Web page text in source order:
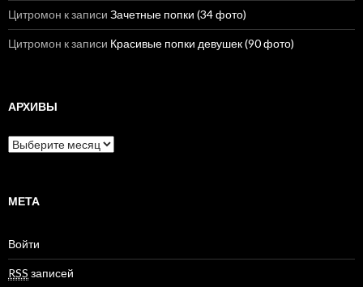
Цитромон к записи Зачетные попки (34 фото)
Цитромон к записи Красивые попки девушек (90 фото)
АРХИВЫ
А
р
в
МЕТА
Войти
RSS записей